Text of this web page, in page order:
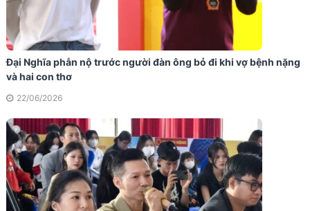
Đại Nghĩa phẫn nộ trước người đàn ông bỏ đi khi vợ bệnh nặng
và hai con thơ
22/06/2026